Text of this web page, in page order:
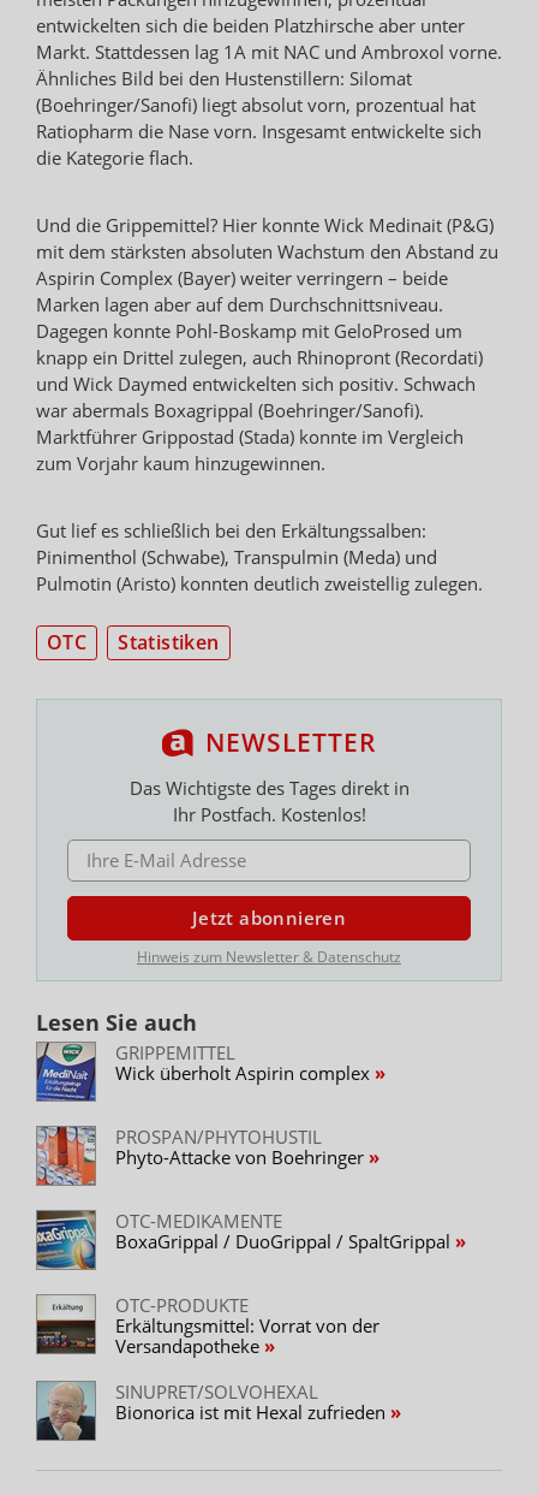
entwickelten sich die beiden Platzhirsche aber unter
Markt. Stattdessen lag 1A mit NAC und Ambroxol vorne.
Ähnliches Bild bei den Hustenstillern: Silomat
(Boehringer/Sanofi) liegt absolut vorn, prozentual hat
Ratiopharm die Nase vorn. Insgesamt entwickelte sich
die Kategorie flach.
Und die Grippemittel? Hier konnte Wick Medinait (P&G)
mit dem stärksten absoluten Wachstum den Abstand zu
Aspirin Complex (Bayer) weiter verringern – beide
Marken lagen aber auf dem Durchschnittsniveau.
Dagegen konnte Pohl-Boskamp mit GeloProsed um
knapp ein Drittel zulegen, auch Rhinopront (Recordati)
und Wick Daymed entwickelten sich positiv. Schwach
war abermals Boxagrippal (Boehringer/Sanofi).
Marktführer Grippostad (Stada) konnte im Vergleich
zum Vorjahr kaum hinzugewinnen.
Gut lief es schließlich bei den Erkältungssalben:
Pinimenthol (Schwabe), Transpulmin (Meda) und
Pulmotin (Aristo) konnten deutlich zweistellig zulegen.
OTC Statistiken
NEWSLETTER
Das Wichtigste des Tages direkt in
Ihr Postfach. Kostenlos!
E-MAIL ADRESSE
Jetzt abonnieren
Hinweis zum Newsletter & Datenschutz
Lesen Sie auch
GRIPPEMITTEL
Wick überholt Aspirin complex
PROSPAN/PHYTOHUSTIL
Phyto-Attacke von Boehringer
OTC-MEDIKAMENTE
BoxaGrippal / DuoGrippal / SpaltGrippal
OTC-PRODUKTE
Erkältungsmittel: Vorrat von der
Versandapotheke
SINUPRET/SOLVOHEXAL
Bionorica ist mit Hexal zufrieden